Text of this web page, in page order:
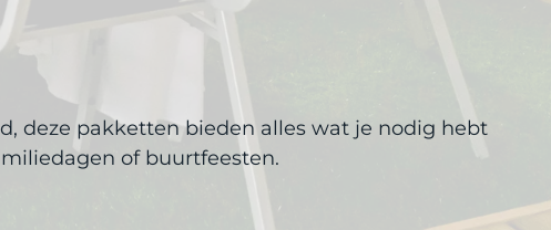
deze pakketten bieden alles wat je nodig hebt
of buurtfeesten.